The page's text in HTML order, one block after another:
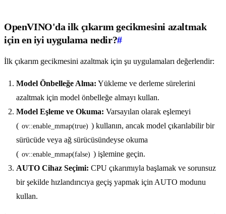
OpenVINO'da ilk çıkarım gecikmesini azaltmak
için en iyi uygulama nedir?#
İlk çıkarım gecikmesini azaltmak için şu uygulamaları değerlendir:
Model Önbelleğe Alma: Yükleme ve derleme sürelerini
azaltmak için model önbelleğe almayı kullan.
Model Eşleme ve Okuma: Varsayılan olarak eşlemeyi
( ov::enable_mmap(true) ) kullanın, ancak model çıkarılabilir bir
sürücüde veya ağ sürücüsündeyse okuma
( ov::enable_mmap(false) ) işlemine geçin.
AUTO Cihaz Seçimi: CPU çıkarımıyla başlamak ve sorunsuz
bir şekilde hızlandırıcıya geçiş yapmak için AUTO modunu
kullan.